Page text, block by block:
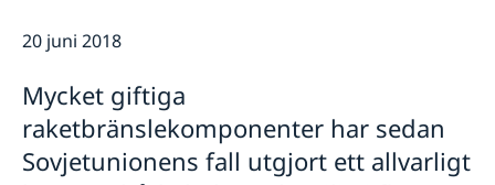
20 juni 2018
Mycket giftiga
raketbränslekomponenter har sedan
Sovjetunionens fall utgjort ett allvarligt